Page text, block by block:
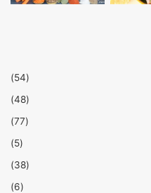
(54)
(48)
(77)
(5)
(38)
(6)